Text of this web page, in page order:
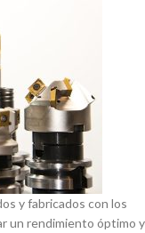
y fabricados con los
un rendimiento óptimo y